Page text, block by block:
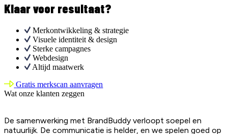
Klaar voor resultaat?
Merkontwikkeling & strategie
Visuele identiteit & design
Sterke campagnes
Webdesign
Altijd maatwerk
Gratis merkscan aanvragen
Wat onze klanten zeggen
De samenwerking met BrandBuddy verloopt soepel en
natuurlijk. De communicatie is helder, en we spelen goed op